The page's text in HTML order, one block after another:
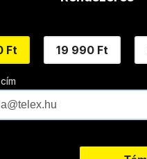
Ft 19 990 Ft